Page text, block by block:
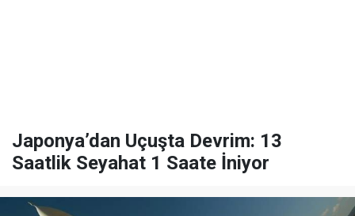
Japonya’dan Uçuşta Devrim: 13
Saatlik Seyahat 1 Saate İniyor